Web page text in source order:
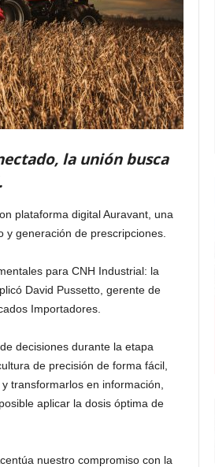
la unión busca
plataforma digital Auravant, una
generación de prescripciones.
para CNH Industrial: la
David Pussetto, gerente de
Importadores.
decisiones durante la etapa
de precisión de forma fácil,
transformarlos en información,
aplicar la dosis óptima de
nuestro compromiso con la